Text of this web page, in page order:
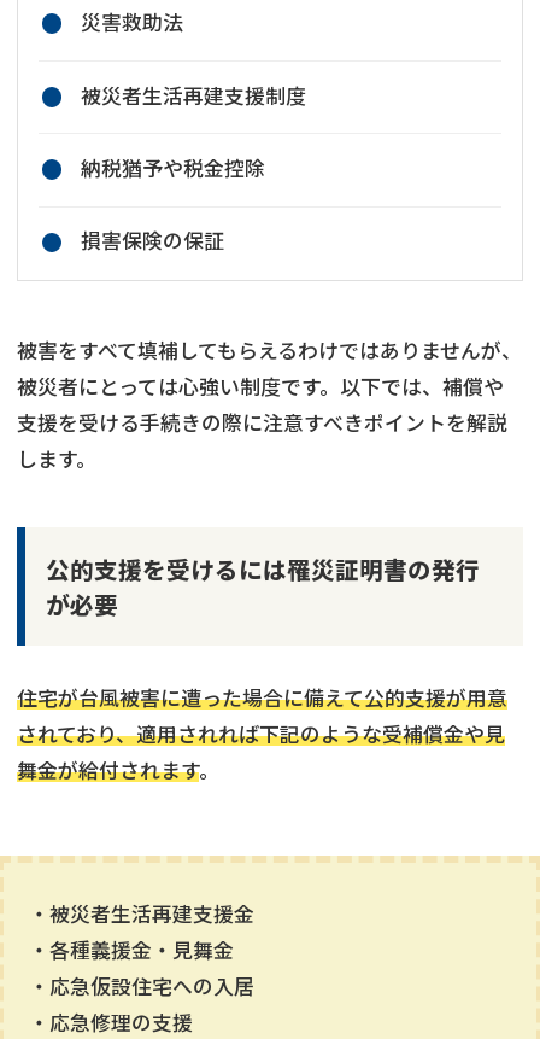
災害救助法
被災者生活再建支援制度
納税猶予や税金控除
損害保険の保証
被害をすべて填補してもらえるわけではありませんが、
被災者にとっては心強い制度です。以下では、補償や
支援を受ける手続きの際に注意すべきポイントを解説
します。
公的支援を受けるには罹災証明書の発行
が必要
住宅が台風被害に遭った場合に備えて公的支援が用意
されており、適用されれば下記のような受補償金や見
舞金が給付されます。
・被災者生活再建支援金
・各種義援金・見舞金
・応急仮設住宅への入居
・応急修理の支援